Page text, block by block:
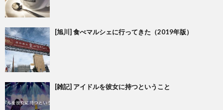
[旭川] 食べマルシェに行ってきた（2019年版）
[雑記] アイドルを彼女に持つということ